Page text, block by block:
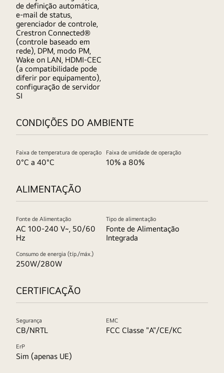
de definição automática,
e-mail de status,
gerenciador de controle,
Crestron Connected®
(controle baseado em
rede), DPM, modo PM,
Wake on LAN, HDMI-CEC
(a compatibilidade pode
diferir por equipamento),
configuração de servidor
SI
CONDIÇÕES DO AMBIENTE
Faixa de temperatura de operação
0°C a 40°C
Faixa de umidade de operação
10% a 80%
ALIMENTAÇÃO
Fonte de Alimentação
AC 100-240 V~, 50/60
Hz
Tipo de alimentação
Fonte de Alimentação
Integrada
Consumo de energia (típ./máx.)
250W/280W
CERTIFICAÇÃO
Segurança
CB/NRTL
EMC
FCC Classe "A"/CE/KC
ErP
Sim (apenas UE)